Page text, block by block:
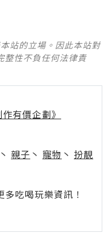
站的立場。因此本站對
整性不負任何法律責
有價企劃》
丶 親子 丶 寵物 丶 扮靚
吃喝玩樂資訊！